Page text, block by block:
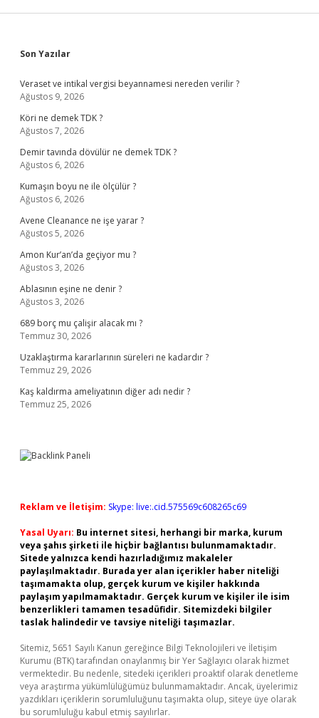
Sidebar
Son Yazılar
Veraset ve intikal vergisi beyannamesi nereden verilir ?
Ağustos 9, 2026
Köri ne demek TDK ?
Ağustos 7, 2026
Demir tavında dövülür ne demek TDK ?
Ağustos 6, 2026
Kumaşın boyu ne ile ölçülür ?
Ağustos 6, 2026
Avene Cleanance ne işe yarar ?
Ağustos 5, 2026
Amon Kur’an’da geçiyor mu ?
Ağustos 3, 2026
Ablasının eşine ne denir ?
Ağustos 3, 2026
689 borç mu çalişir alacak mı ?
Temmuz 30, 2026
Uzaklaştırma kararlarının süreleri ne kadardır ?
Temmuz 29, 2026
Kaş kaldırma ameliyatının diğer adı nedir ?
Temmuz 25, 2026
Reklam ve İletişim: Skype: live:.cid.575569c608265c69
Yasal Uyarı: Bu internet sitesi, herhangi bir marka, kurum
veya şahıs şirketi ile hiçbir bağlantısı bulunmamaktadır.
Sitede yalnızca kendi hazırladığımız makaleler
paylaşılmaktadır. Burada yer alan içerikler haber niteliği
taşımamakta olup, gerçek kurum ve kişiler hakkında
paylaşım yapılmamaktadır. Gerçek kurum ve kişiler ile isim
benzerlikleri tamamen tesadüfidir. Sitemizdeki bilgiler
taslak halindedir ve tavsiye niteliği taşımazlar.
Sitemiz, 5651 Sayılı Kanun gereğince Bilgi Teknolojileri ve İletişim
Kurumu (BTK) tarafından onaylanmış bir Yer Sağlayıcı olarak hizmet
vermektedir. Bu nedenle, sitedeki içerikleri proaktif olarak denetleme
veya araştırma yükümlülüğümüz bulunmamaktadır. Ancak, üyelerimiz
yazdıkları içeriklerin sorumluluğunu taşımakta olup, siteye üye olarak
bu sorumluluğu kabul etmiş sayılırlar.